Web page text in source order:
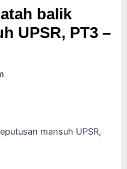
balik
UPSR, PT3 –